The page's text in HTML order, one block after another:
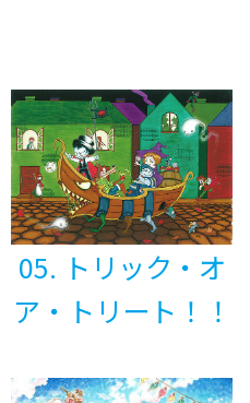
05. トリック・オ
ア・トリート！！